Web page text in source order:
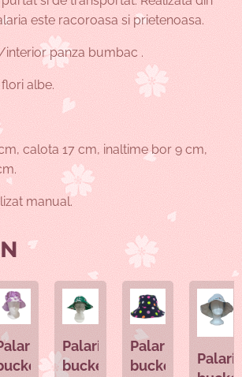
este racoroasa si prietenoasa.
panza bumbac .
albe.
calota 17 cm, inaltime bor 9 cm,
manual.
Palarie
bucket,
Palarie
bucket,
Palarie